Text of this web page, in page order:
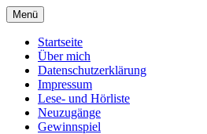
Zum
Inhalt
springen
Menü
Startseite
Über mich
Datenschutzerklärung
Impressum
Lese- und Hörliste
Neuzugänge
Gewinnspiel